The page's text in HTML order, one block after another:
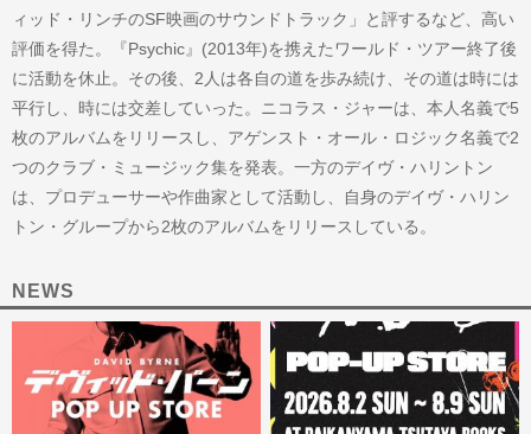
ィッド・リンチのSF映画のサウンドトラック」と評するなど、高い
評価を得た。『Psychic』(2013年)を携えたワールド・ツアー終了後
に活動を休止。その後、2人は各自の道を歩み続け、その道は時には
平行し、時には交差していった。ニコラス・ジャーは、本人名義で5
枚のアルバムをリリースし、アゲンスト・オール・ロジック名義で2
つのクラブ・ミュージック集を発表。一方のデイヴ・ハリントン
は、プロデューサーや作曲家として活動し、自身のデイヴ・ハリン
トン・グループから2枚のアルバムをリリースしている。
NEWS